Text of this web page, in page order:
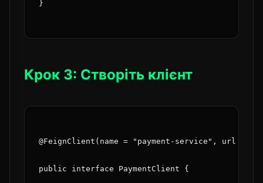
}
Крок 3: Створіть клієнт
@FeignClient(name = "payment-service", url =
public interface PaymentClient {